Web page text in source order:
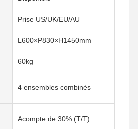
Prise US/UK/EU/AU
L600×P830×H1450mm
60kg
4 ensembles combinés
Acompte de 30% (T/T)